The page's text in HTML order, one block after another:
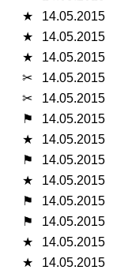
★
14.05.2015
★
14.05.2015
★
14.05.2015
✂
14.05.2015
✂
14.05.2015
⚑
14.05.2015
★
14.05.2015
⚑
14.05.2015
★
14.05.2015
⚑
14.05.2015
⚑
14.05.2015
★
14.05.2015
★
14.05.2015